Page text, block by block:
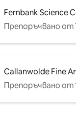
Fernbank Science
Препоръчвано
Callanwolde Fine
Препоръчвано